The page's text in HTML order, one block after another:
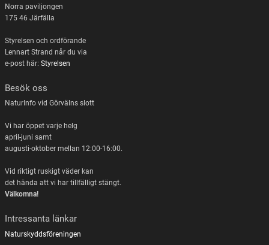
Norra paviljongen
175 46 Järfälla
Styrelsen och ordförande
Lennart Strand når du via
e-post här: Styrelsen
Besök oss
NaturInfo vid Görvälns slott
Vi har öppet varje helg
april-juni samt
augusti-oktober mellan 12:00-16:00.
Vid riktigt ruskigt väder kan
det hända att vi har tillfälligt stängt.
Välkomna!
Intressanta länkar
Naturskyddsföreningen